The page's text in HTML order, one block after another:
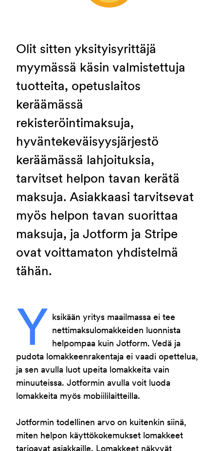
Olit sitten yksityisyrittäjä
myymässä käsin valmistettuja
tuotteita, opetuslaitos
keräämässä
rekisteröintimaksuja,
hyväntekeväisyysjärjestö
keräämässä lahjoituksia,
tarvitset helpon tavan kerätä
maksuja. Asiakkaasi tarvitsevat
myös helpon tavan suorittaa
maksuja, ja Jotform ja Stripe
ovat voittamaton yhdistelmä
tähän.
Y ksikään yritys maailmassa ei tee
nettimaksulomakkeiden luonnista
helpompaa kuin Jotform. Vedä ja
pudota lomakkeenrakentaja ei vaadi opettelua,
ja sen avulla luot upeita lomakkeita vain
minuuteissa. Jotformin avulla voit luoda
lomakkeita myös mobiililaitteilla.
Jotformin todellinen arvo on kuitenkin siinä,
miten helpon käyttökokemukset lomakkeet
tarjoavat asiakkaille. Lomakkeet näkyvät